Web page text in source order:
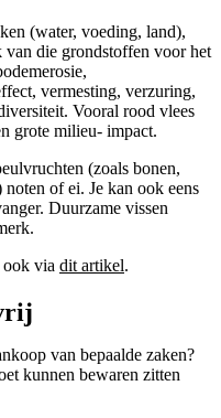
(water, voeding, land),
die grondstoffen voor het
vermesting, verzuring,
Vooral rood vlees
grote milieu- impact.
(zoals bonen,
of ei. Je kan ook eens
Duurzame vissen
ook via dit artikel.
van bepaalde zaken?
kunnen bewaren zitten